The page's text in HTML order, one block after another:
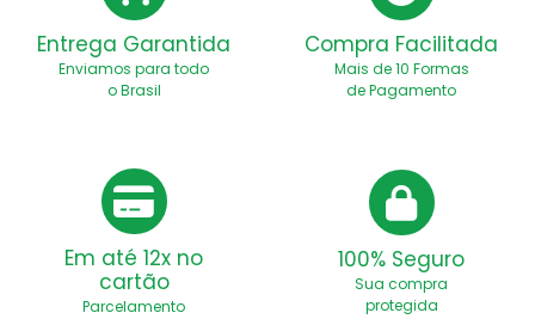
Entrega Garantida
Enviamos para todo
o Brasil
Compra Facilitada
Mais de 10 Formas
de Pagamento
Em até 12x no
cartão
Parcelamento
100% Seguro
Sua compra
protegida